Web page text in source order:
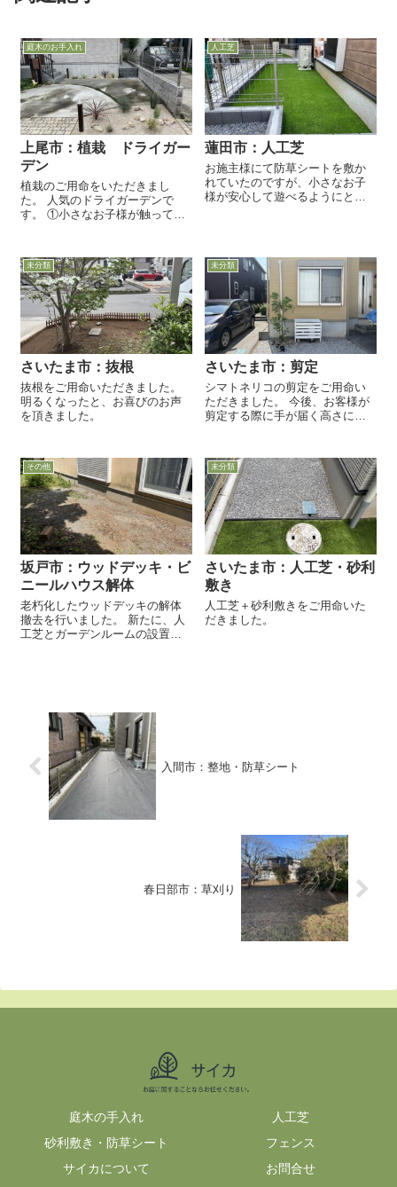
庭木のお手入れ
上尾市：植栽 ドライガー
デン
植栽のご用命をいただきまし
た。 人気のドライガーデンで
す。 ①小さなお子様が触っても
を選定しました。
人工芝
蓮田市：人工芝
お施主様にて防草シートを敷か
れていたのですが、小さなお子
様が安心して遊べるようにと、
でした。 ...
未分類
さいたま市：抜根
抜根をご用命いただきました。
明るくなったと、お喜びのお声
を頂きました。
未分類
さいたま市：剪定
シマトネリコの剪定をご用命い
ただきました。 今後、お客様が
剪定する際に手が届く高さに切
その他
坂戸市：ウッドデッキ・ビ
ニールハウス解体
老朽化したウッドデッキの解体
撤去を行いました。 新たに、人
工芝とガーデンルームの設置を
未分類
さいたま市：人工芝・砂利
敷き
人工芝＋砂利敷きをご用命いた
だきました。
入間市：整地・防草シート
春日部市：草刈り
庭木の手入れ
人工芝
砂利敷き・防草シート
フェンス
サイカについて
お問合せ